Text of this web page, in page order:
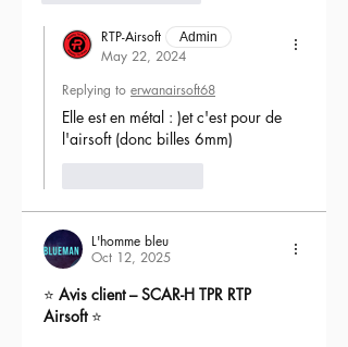
RTP-Airsoft Admin
May 22, 2024
Replying to erwanairsoft68
Elle est en métal : )et c'est pour de
l'airsoft (donc billes 6mm)
L'homme bleu
Oct 12, 2025
⭐ Avis client – SCAR-H TPR RTP
Airsoft ⭐